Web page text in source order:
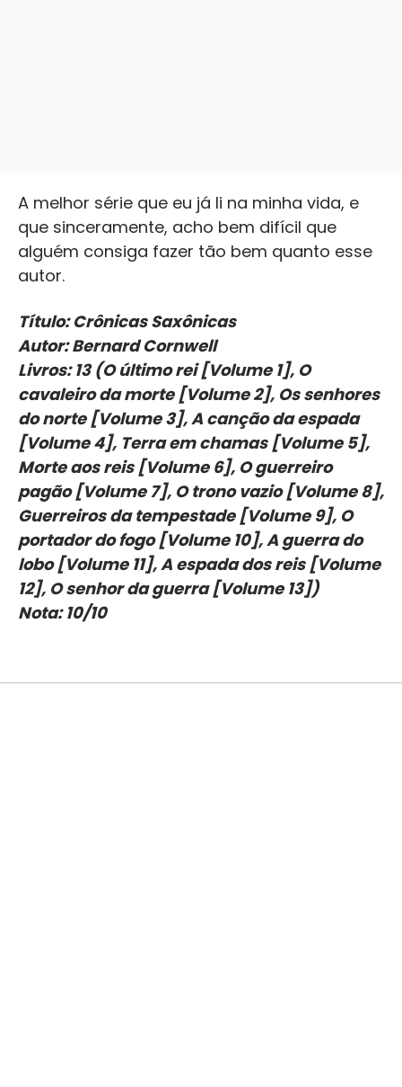
A melhor série que eu já li na minha vida, e
que sinceramente, acho bem difícil que
alguém consiga fazer tão bem quanto esse
autor.
Título: Crônicas Saxônicas
Autor: Bernard Cornwell
Livros: 13 (O último rei [Volume 1], O
cavaleiro da morte [Volume 2], Os senhores
do norte [Volume 3], A canção da espada
[Volume 4], Terra em chamas [Volume 5],
Morte aos reis [Volume 6], O guerreiro
pagão [Volume 7], O trono vazio [Volume 8],
Guerreiros da tempestade [Volume 9], O
portador do fogo [Volume 10], A guerra do
lobo [Volume 11], A espada dos reis [Volume
12], O senhor da guerra [Volume 13])
Nota: 10/10